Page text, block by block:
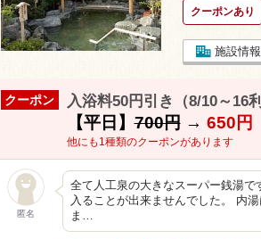
クーポンあり
施設情
クーポン 入浴料50円引き（8/10～16
【平日】700円→ 650円
他にも1種類のクーポンがあります
匿名
全て人工泉の大きなスーパー銭湯
入ることが出来ませんでした。 内
ま…